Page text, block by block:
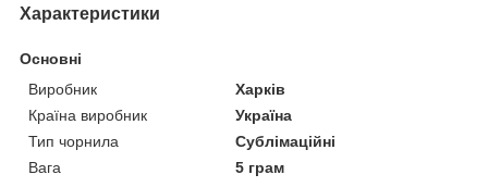
Характеристики
Основні
Виробник
Харків
Країна виробник
Україна
Тип чорнила
Сублімаційні
Вага
5 грам